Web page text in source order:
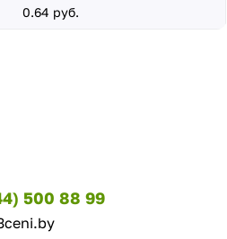
0.64 руб.
500 88 99